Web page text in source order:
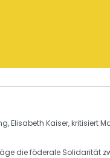
Elisabeth Kaiser, kritisiert
dieföderale Solidarität